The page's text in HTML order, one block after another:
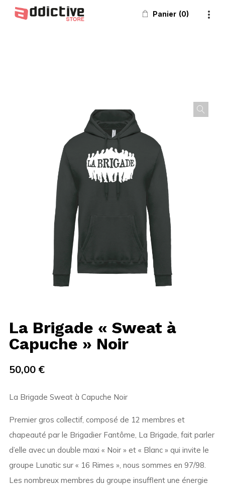
Panier 0
La Brigade « Sweat à
Capuche » Noir
50,00 €
La Brigade Sweat à Capuche Noir
Premier gros collectif, composé de 12 membres et
chapeauté par le Brigadier Fantôme, La Brigade, fait parler
d’elle avec un double maxi « Noir » et « Blanc » qui invite le
groupe Lunatic sur « 16 Rimes », nous sommes en 97/98.
Les nombreux membres du groupe insufflent une énergie